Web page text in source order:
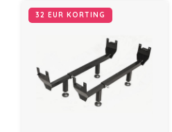
32 EUR KORTING